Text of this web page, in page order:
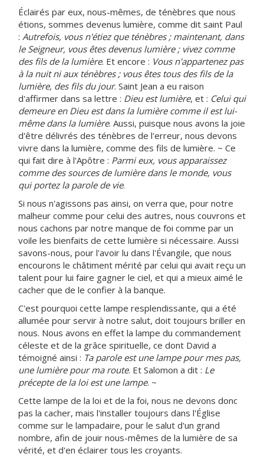
Éclairés par eux, nous-mêmes, de ténèbres que nous
étions, sommes devenus lumière, comme dit saint Paul
: Autrefois, vous n'étiez que ténèbres ; maintenant, dans
le Seigneur, vous êtes devenus lumière ; vivez comme
des fils de la lumière. Et encore : Vous n'appartenez pas
à la nuit ni aux ténèbres ; vous êtes tous des fils de la
lumière, des fils du jour. Saint Jean a eu raison
d'affirmer dans sa lettre : Dieu est lumière, et : Celui qui
demeure en Dieu est dans la lumière comme il est lui-
même dans la lumière. Aussi, puisque nous avons la joie
d'être délivrés des ténèbres de l'erreur, nous devons
vivre dans la lumière, comme des fils de lumière. ~ Ce
qui fait dire à l'Apôtre : Parmi eux, vous apparaissez
comme des sources de lumière dans le monde, vous
qui portez la parole de vie.
Si nous n'agissons pas ainsi, on verra que, pour notre
malheur comme pour celui des autres, nous couvrons et
nous cachons par notre manque de foi comme par un
voile les bienfaits de cette lumière si nécessaire. Aussi
savons-nous, pour l'avoir lu dans l'Évangile, que nous
encourons le châtiment mérité par celui qui avait reçu un
talent pour lui faire gagner le ciel, et qui a mieux aimé le
cacher que de le confier à la banque.
C'est pourquoi cette lampe resplendissante, qui a été
allumée pour servir à notre salut, doit toujours briller en
nous. Nous avons en effet la lampe du commandement
céleste et de la grâce spirituelle, ce dont David a
témoigné ainsi : Ta parole est une lampe pour mes pas,
une lumière pour ma route. Et Salomon a dit : Le
précepte de la loi est une lampe. ~
Cette lampe de la loi et de la foi, nous ne devons donc
pas la cacher, mais l'installer toujours dans l'Église
comme sur le lampadaire, pour le salut d'un grand
nombre, afin de jouir nous-mêmes de la lumière de sa
vérité, et d'en éclairer tous les croyants.